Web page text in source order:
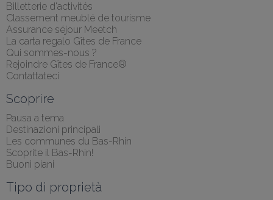
Billetterie d'activités
Classement meublé de tourisme
Assurance séjour Meetch
La carta regalo Gîtes de France
Qui sommes-nous ?
Rejoindre Gîtes de France®
Contattateci
Scoprire
Pausa a tema
Destinazioni principali
Les communes du Bas-Rhin
Scoprite il Bas-Rhin!
Buoni piani
Tipo di proprietà